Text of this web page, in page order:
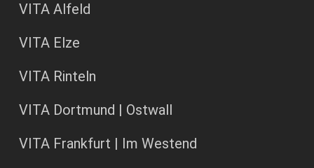
VITA Alfeld
VITA Elze
VITA Rinteln
VITA Dortmund | Ostwall
VITA Frankfurt | Im Westend